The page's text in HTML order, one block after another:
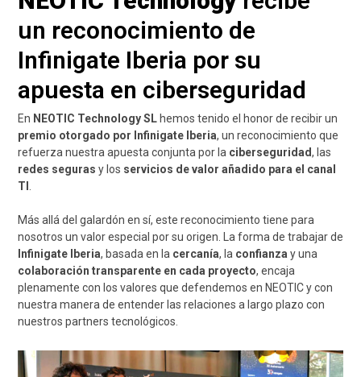
un reconocimiento de
Infinigate Iberia por su
apuesta en ciberseguridad
En NEOTIC Technology SL hemos tenido el honor de recibir un
premio otorgado por Infinigate Iberia, un reconocimiento que
refuerza nuestra apuesta conjunta por la ciberseguridad, las
redes seguras y los servicios de valor añadido para el canal
TI
Más allá del galardón en sí, este reconocimiento tiene para
nosotros un valor especial por su origen. La forma de trabajar de
Infinigate Iberia, basada en la cercanía, la confianza y una
colaboración transparente en cada proyecto, encaja
plenamente con los valores que defendemos en NEOTIC y con
nuestra manera de entender las relaciones a largo plazo con
nuestros partners tecnológicos.